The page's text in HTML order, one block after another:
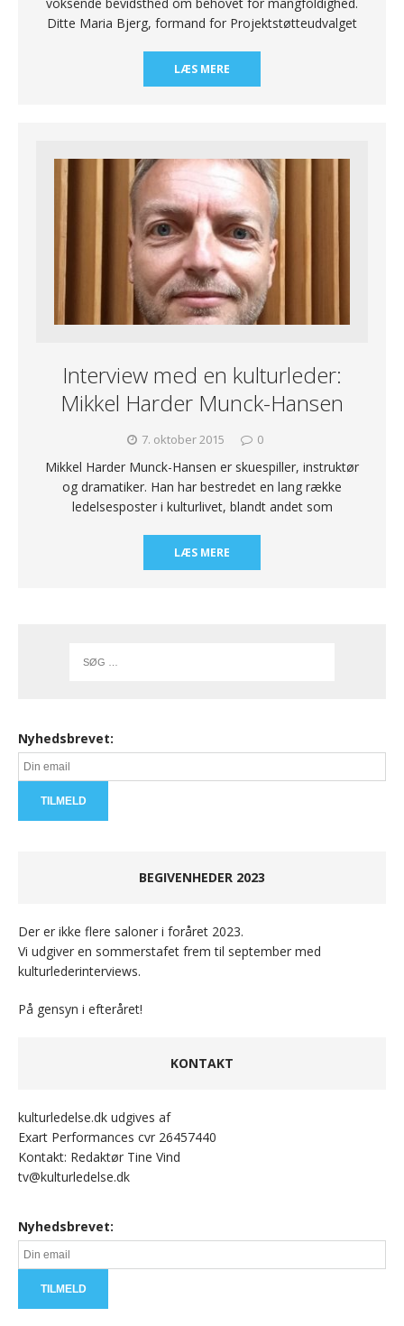
Ditte Maria Bjerg, formand for Projektstøtteudvalget
LÆS MERE
Interview med en kulturleder:
Mikkel Harder Munck-Hansen
7. oktober 2015 0
Mikkel Harder Munck-Hansen er skuespiller, instruktør
og dramatiker. Han har bestredet en lang række
ledelsesposter i kulturlivet, blandt andet som
LÆS MERE
Nyhedsbrevet:
BEGIVENHEDER 2023
Der er ikke flere saloner i foråret 2023.
Vi udgiver en sommerstafet frem til september med
kulturlederinterviews.
På gensyn i efteråret!
KONTAKT
kulturledelse.dk udgives af
Exart Performances cvr 26457440
Kontakt: Redaktør Tine Vind
tv@kulturledelse.dk
Nyhedsbrevet: